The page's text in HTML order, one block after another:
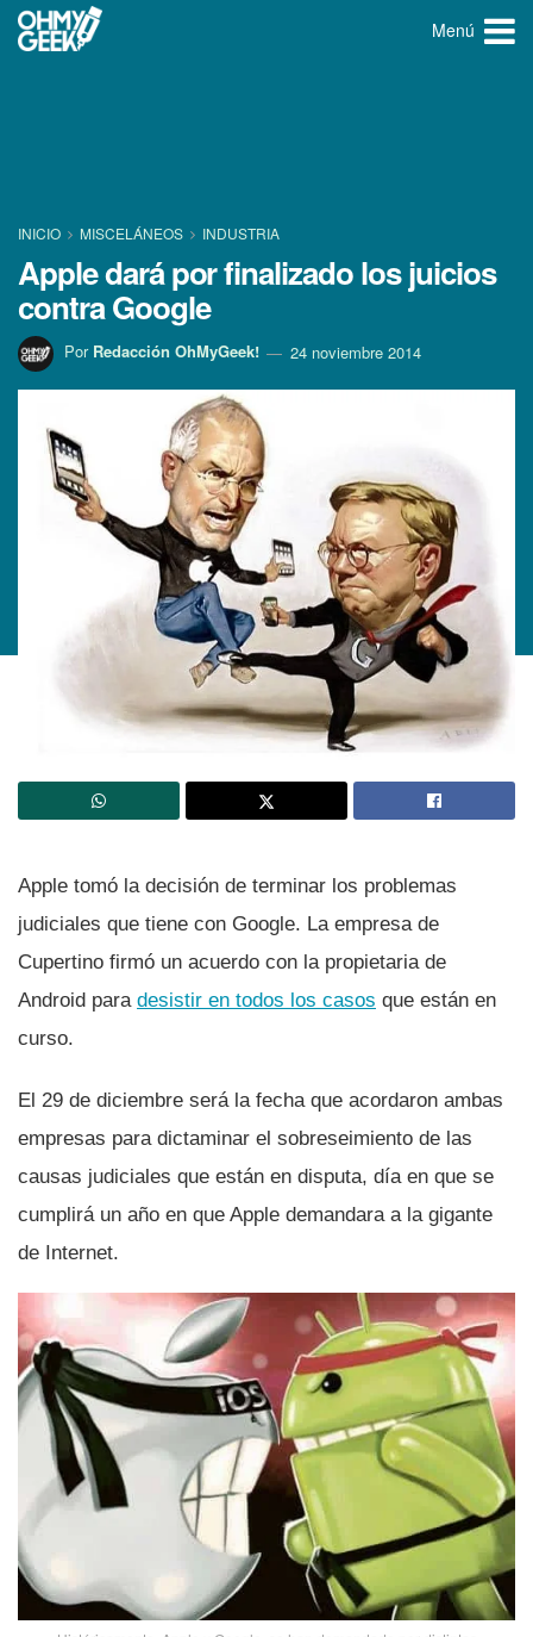
Menú
INICIO MISCELÁNEOS INDUSTRIA
Apple dará por finalizado los juicios
contra Google
Por Redacción OhMyGeek! 24 noviembre 2014
Apple tomó la decisión de terminar los problemas
judiciales que tiene con Google. La empresa de
Cupertino firmó un acuerdo con la propietaria de
Android para desistir en todos los casos que están en
curso.
El 29 de diciembre será la fecha que acordaron ambas
empresas para dictaminar el sobreseimiento de las
causas judiciales que están en disputa, dí­a en que se
cumplirá un año en que Apple demandara a la gigante
de Internet.